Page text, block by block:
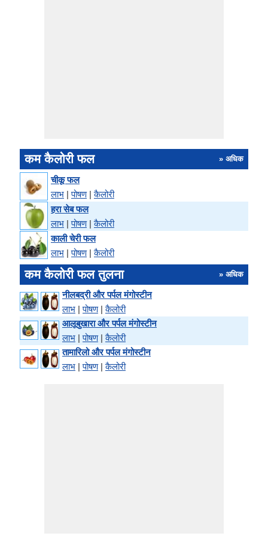
कम कैलोरी फल » अधिक
चीकू फल
लाभ |पोषण|कैलोरी
हरा सेब फल
लाभ |पोषण|कैलोरी
काली चेरी फल
लाभ |पोषण|कैलोरी
कम कैलोरी फल तुलना » अधिक
नीलबद्री और पर्पल मंगोस्टीन
लाभ |पोषण|कैलोरी
आलूबुखारा और पर्पल मंगोस्टीन
लाभ |पोषण|कैलोरी
तामारिलो और पर्पल मंगोस्टीन
लाभ |पोषण|कैलोरी